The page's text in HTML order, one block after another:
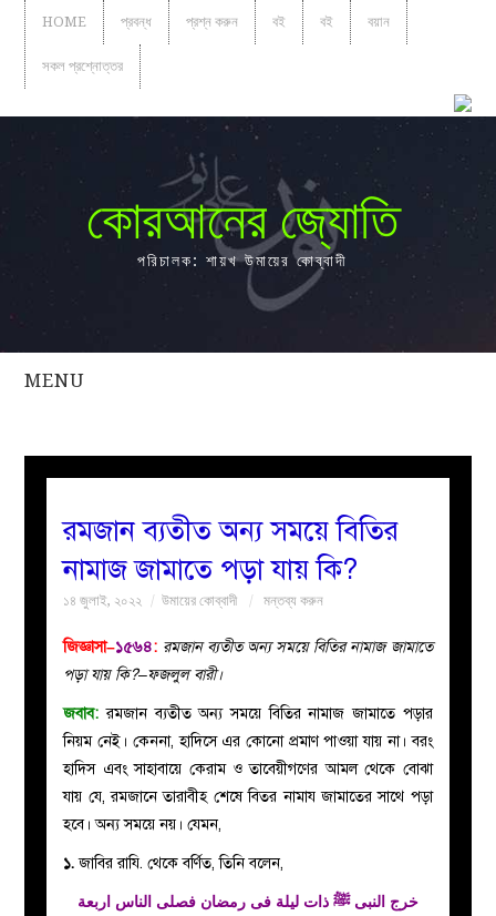
HOME প্রবন্ধ প্রশ্ন করুন বই বই বয়ান
সকল প্রশ্নোত্তর
কোরআনের জ্যোতি
পরিচালক: শায়খ উমায়ের কোব্বাদী
MENU
সকল
নারীদের
ইসলাহী
মজলিস
প্রশ্ন
রমজান ব্যতীত অন্য সময়ে বিতির
নামাজ জামাতে পড়া যায় কি?
১৪ জুলাই, ২০২২ উমায়ের কোব্বাদী মন্তব্য করুন
জিজ্ঞাসা–১৫৬৪: রমজান ব্যতীত অন্য সময়ে বিতির নামাজ জামাতে
পড়া যায় কি?–ফজলুল বারী।
জবাব: রমজান ব্যতীত অন্য সময়ে বিতির নামাজ জামাতে পড়ার
নিয়ম নেই। কেননা, হাদিসে এর কোনো প্রমাণ পাওয়া যায় না। বরং
হাদিস এবং সাহাবায়ে কেরাম ও তাবেয়ীগণের আমল থেকে বোঝা
যায় যে, রমজানে তারাবীহ শেষে বিতর নামায জামাতের সাথে পড়া
হবে। অন্য সময়ে নয়। যেমন,
১.জাবির রাযি. থেকে বর্ণিত, তিনি বলেন,
خرج النبى ﷺ ذات ليلة فى رمضان فصلى الناس اربعة